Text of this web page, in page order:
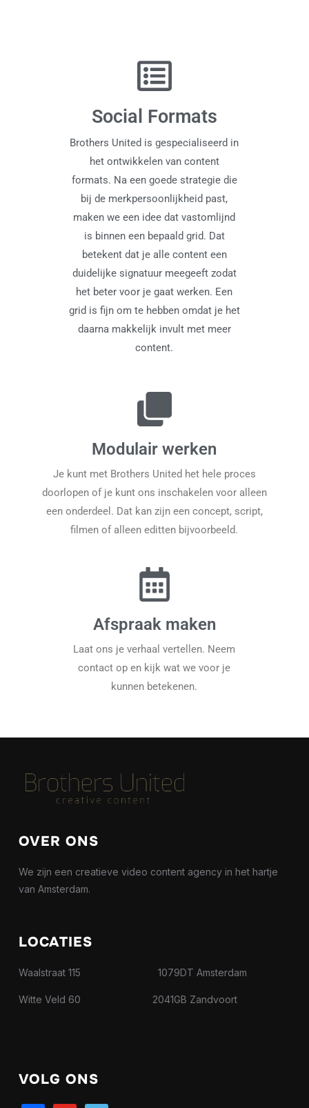
Social Formats
Brothers United is gespecialiseerd in
het ontwikkelen van content
formats. Na een goede strategie die
bij de merkpersoonlijkheid past,
maken we een idee dat vastomlijnd
is binnen een bepaald grid. Dat
betekent dat je alle content een
duidelijke signatuur meegeeft zodat
het beter voor je gaat werken. Een
grid is fijn om te hebben omdat je het
daarna makkelijk invult met meer
content.
Modulair werken
Je kunt met Brothers United het hele proces
doorlopen of je kunt ons inschakelen voor alleen
een onderdeel. Dat kan zijn een concept, script,
filmen of alleen editten bijvoorbeeld.
Afspraak maken
Laat ons je verhaal vertellen. Neem
contact op en kijk wat we voor je
kunnen betekenen.
OVER ONS
We zijn een creatieve video content agency in het hartje
van Amsterdam.
LOCATIES
Waalstraat 115 1079DT Amsterdam
Witte Veld 60 2041GB Zandvoort
VOLG ONS